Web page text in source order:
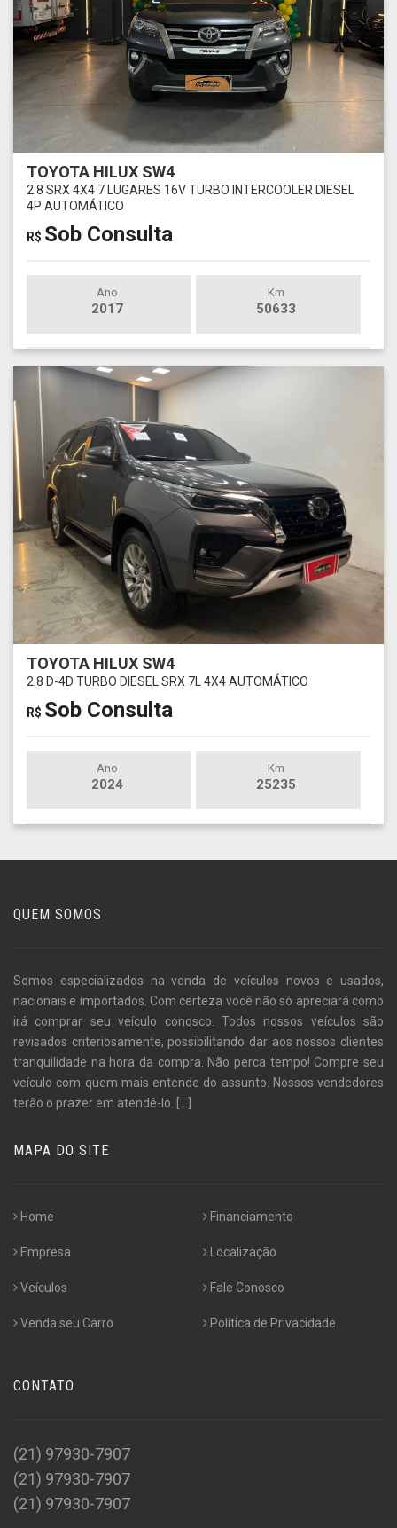
TOYOTA HILUX SW4
2.8 SRX 4X4 7 LUGARES 16V TURBO INTERCOOLER DIESEL
4P AUTOMÁTICO
R$ Sob Consulta
Ano
2017
Km
50633
TOYOTA HILUX SW4
2.8 D-4D TURBO DIESEL SRX 7L 4X4 AUTOMÁTICO
R$ Sob Consulta
Ano
2024
Km
25235
QUEM SOMOS
Somos especializados na venda de veículos novos e usados,
nacionais e importados. Com certeza você não só apreciará como
irá comprar seu veículo conosco. Todos nossos veículos são
revisados criteriosamente, possibilitando dar aos nossos clientes
tranquilidade na hora da compra. Não perca tempo! Compre seu
veículo com quem mais entende do assunto. Nossos vendedores
terão o prazer em atendê-lo.
MAPA DO SITE
Home
Empresa
Veículos
Venda seu Carro
Financiamento
Localização
Fale Conosco
Politica de Privacidade
CONTATO
(21) 97930-7907
(21) 97930-7907
(21) 97930-7907